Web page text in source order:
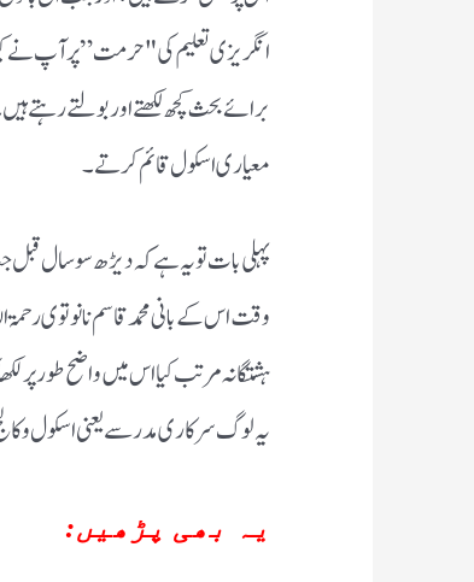
انگریزی تعلیم کی "حرمت” پر آپ نے
برائے بحث کچھ لکھتے اور بولتے رہتے
معیاری اسکول قائم کرتے۔
پہلی بات تو یہ ہے کہ دیڑھ سو سال
وقت اس کے بانی محمد قاسم نانوتوی
ہشتگانہ مرتب کیا اس میں واضح طور پر
یہ لوگ سرکاری مدرسے یعنی اسکول و
یہ بھی پڑھیں: